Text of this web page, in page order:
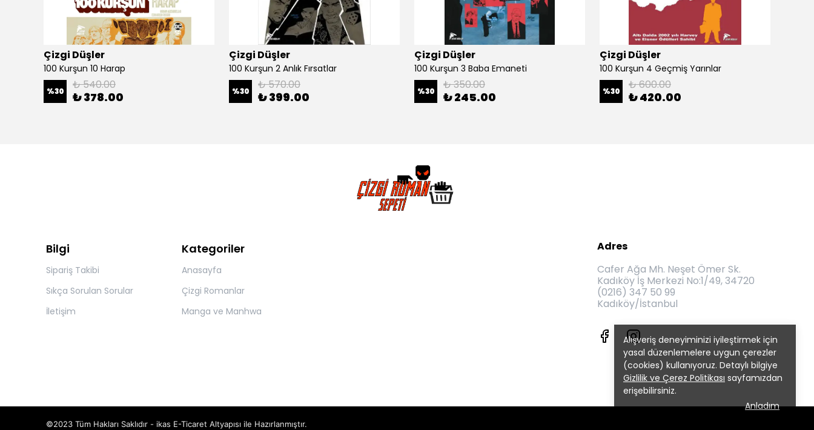
Alışveriş deneyiminizi iyileştirmek için
yasal düzenlemelere uygun çerezler
(cookies) kullanıyoruz. Detaylı bilgiye
Gizlilik ve Çerez Politikası sayfamızdan
erişebilirsiniz.
Anladım
Çizgi Düşler
100 Kurşun 10 Harap
%30 ₺ 540.00
₺ 378.00
Çizgi Düşler
100 Kurşun 2 Anlık Fırsatlar
%30 ₺ 570.00
₺ 399.00
Çizgi Düşler
100 Kurşun 3 Baba Emaneti
%30 ₺ 350.00
₺ 245.00
Çizgi Düşler
100 Kurşun 4 Geçmiş Yarınlar
%30 ₺ 600.00
₺ 420.00
Bilgi
Sipariş Takibi
Sıkça Sorulan Sorular
İletişim
Kategoriler
Anasayfa
Çizgi Romanlar
Manga ve Manhwa
Adres
Cafer Ağa Mh. Neşet Ömer Sk.
Kadıköy İş Merkezi No:1/49, 34720
(0216) 347 50 99
Kadıköy/İstanbul
©2023 Tüm Hakları Saklıdır - ikas E-Ticaret Altyapısı ile Hazırlanmıştır.